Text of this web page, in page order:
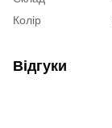
Колір
Відгуки